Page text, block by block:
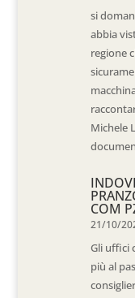
si
abbia
regione
Michele
COM
21/10/
Gli uffici
più al